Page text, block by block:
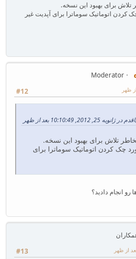
برای بهبود این نسخه.
اتوماتیک سوماترا برای آپدیت غیر
Moderator
#12
10:10:49 بعد از ظهر
تلاش برای بهبود این نسخه.
چک کردن اتوماتیک سوماترا برای
انجام دادید؟
#13